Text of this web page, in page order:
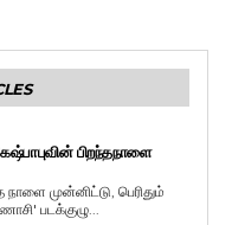
பிறந்தநாளை
நாளை முன்னிட்டு, பெரிதும்
படக்குழு...